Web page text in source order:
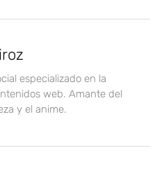
especializado en la
web. Amante del
y el anime.